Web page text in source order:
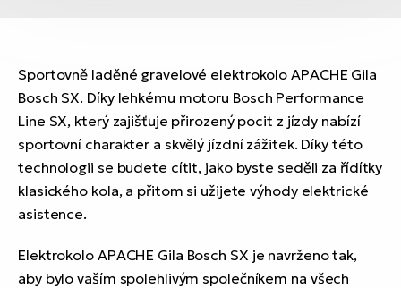
Sportovně laděné gravelové elektrokolo APACHE Gila
Bosch SX. Díky lehkému motoru Bosch Performance
Line SX, který zajišťuje přirozený pocit z jízdy nabízí
sportovní charakter a skvělý jízdní zážitek. Díky této
technologii se budete cítit, jako byste seděli za řídítky
klasického kola, a přitom si užijete výhody elektrické
asistence.
Elektrokolo APACHE Gila Bosch SX je navrženo tak,
aby bylo vaším spolehlivým společníkem na všech